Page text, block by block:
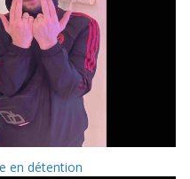
en détention